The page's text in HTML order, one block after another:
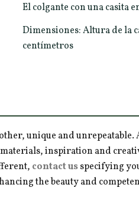
El colgante con una casita
Dimensiones: Altura de la
centímetros
unique and
inspiration and
contact usspecifying
the beauty and